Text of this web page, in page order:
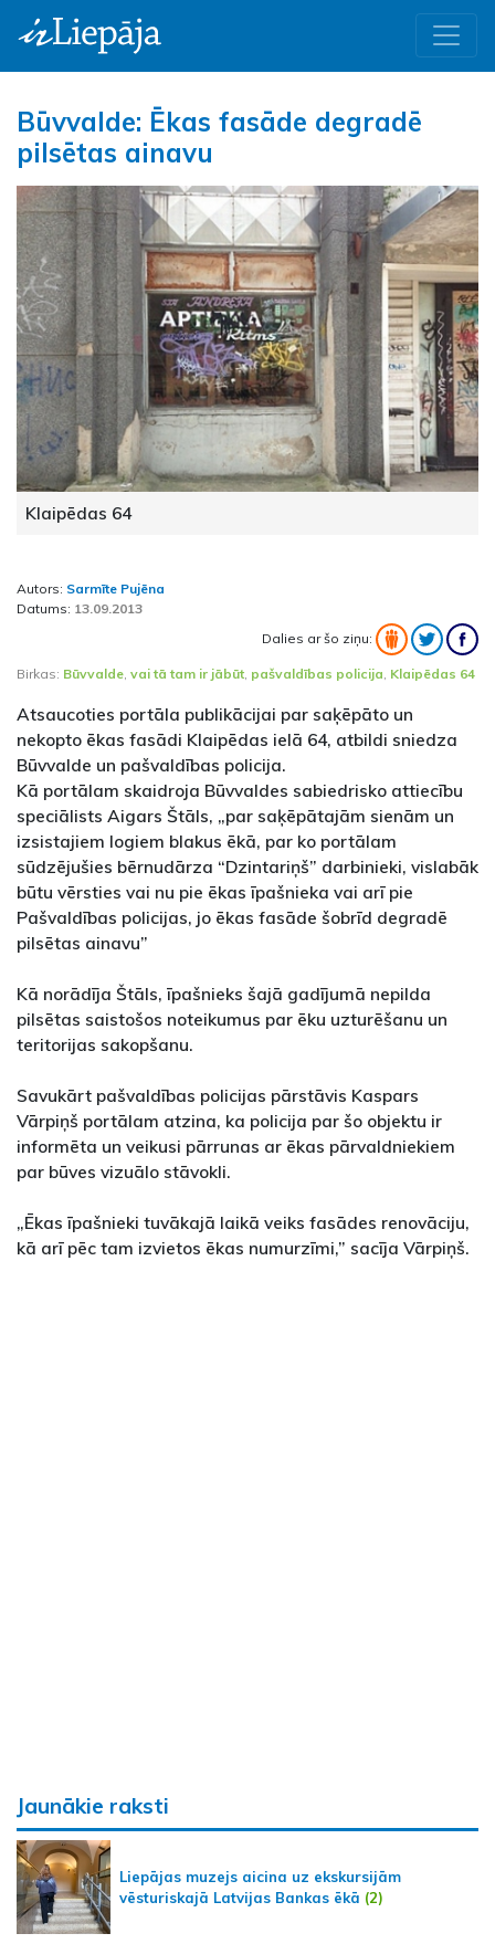
Būvvalde: Ēkas fasāde degradē
pilsētas ainavu
Klaipēdas 64
Autors: Sarmīte Pujēna
Datums: 13.09.2013
Dalies ar šo ziņu:
Birkas: Būvvalde, vai tā tam ir jābūt, pašvaldības policija, Klaipēdas 64
Atsaucoties portāla publikācijai par saķēpāto un
nekopto ēkas fasādi Klaipēdas ielā 64, atbildi sniedza
Būvvalde un pašvaldības policija.
Kā portālam skaidroja Būvvaldes sabiedrisko attiecību
speciālists Aigars Štāls, „par saķēpātajām sienām un
izsistajiem logiem blakus ēkā, par ko portālam
sūdzējušies bērnudārza “Dzintariņš” darbinieki, vislabāk
būtu vērsties vai nu pie ēkas īpašnieka vai arī pie
Pašvaldības policijas, jo ēkas fasāde šobrīd degradē
pilsētas ainavu”
Kā norādīja Štāls, īpašnieks šajā gadījumā nepilda
pilsētas saistošos noteikumus par ēku uzturēšanu un
teritorijas sakopšanu.
Savukārt pašvaldības policijas pārstāvis Kaspars
Vārpiņš portālam atzina, ka policija par šo objektu ir
informēta un veikusi pārrunas ar ēkas pārvaldniekiem
par būves vizuālo stāvokli.
„Ēkas īpašnieki tuvākajā laikā veiks fasādes renovāciju,
kā arī pēc tam izvietos ēkas numurzīmi,” sacīja Vārpiņš.
Jaunākie raksti
Liepājas muzejs aicina uz ekskursijām
vēsturiskajā Latvijas Bankas ēkā (2)